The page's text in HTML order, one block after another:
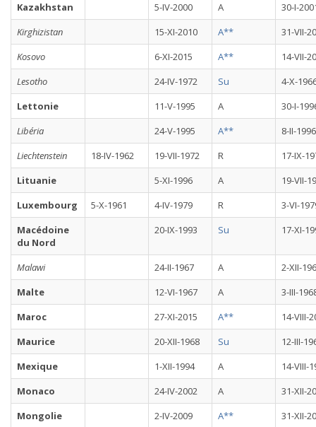
Kazakhstan
5-IV-2000 A
30-I-
Kirghizistan
15-XI-2010 A**
31-VII-
Kosovo
6-XI-2015 A**
14-VII-
Lesotho
24-IV-1972 Su
4-X-
Lettonie
11-V-1995 A
30-I-
Libéria
24-V-1995 A**
8-II-1996
Liechtenstein
18-IV-1962 19-VII-1972 R
17-IX-
Lituanie
5-XI-1996 A
19-VII-
Luxembourg
5-X-1961 4-IV-1979 R
3-VI-
Macédoine
du Nord
20-IX-1993 Su 17-XI-
Malawi 24-II-1967 A
2-XII-
Malte
12-VI-1967 A
3-III-
Maroc
27-XI-2015 A**
14-VIII-
Maurice
20-XII-1968 Su
12-III-
Mexique
1-XII-1994 A
14-VIII-
Monaco
24-IV-2002 A
31-XII-
Mongolie
2-IV-2009 A**
31-XII-